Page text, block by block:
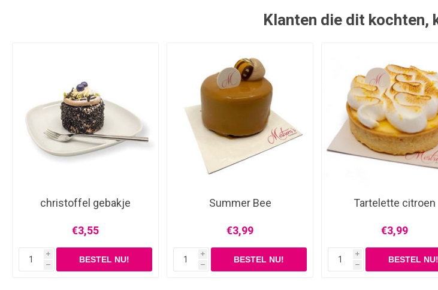
Klanten die dit kochten,
christoffel gebakje
€3,55
i
h
Summer Bee
€3,99
i
h
Tartelette citroen
€3,99
i
h